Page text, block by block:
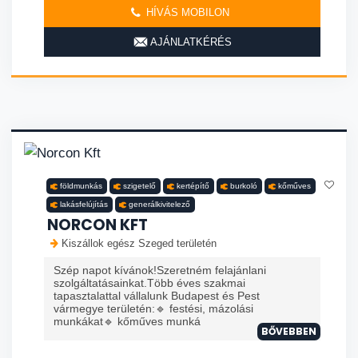
HÍVÁS MOBILON
AJÁNLATKÉRÉS
földmunkás szigetelő kertépítő burkoló kőműves
lakásfelújítás generálkivitelező
NORCON KFT
Kiszállok egész Szeged területén
Szép napot kívánok!Szeretném felajánlani
szolgáltatásainkat.Több éves szakmai
tapasztalattal vállalunk Budapest és Pest
vármegye területén:🔹 festési, mázolási
munkákat🔹 kőműves munká
BŐVEBBEN